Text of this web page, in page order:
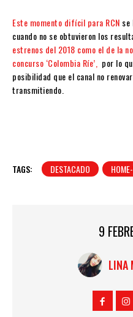
Este momento difícil para RCN se
cuando no se obtuvieron los
estrenos del 2018 como el de la
concurso ‘Colombia Ríe’, por lo
posibilidad que el canal no
transmitiendo.
TAGS: DESTACADO
9
LINA